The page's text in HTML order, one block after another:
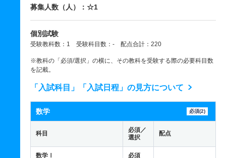
募集人数（人）：☆1
個別試験
受験教科数：1 受験科目数：- 配点合計：220
※教科の「必須/選択」の横に、その教科を受験する際の必要科目数
を記載。
「入試科目」「入試日程」の見方について
数学 必須(2)
科目
必須／
選択
配点
数学Ⅰ
必須